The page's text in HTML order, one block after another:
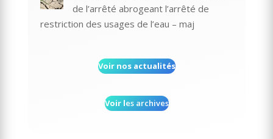
de l’arrêté abrogeant l’arrêté de
restriction des usages de l’eau – maj
Voir nos actualités
Voir les archives